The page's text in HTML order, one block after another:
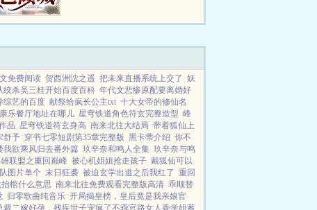
免费阅读 贺西洲沈之遥 把未来直播系统上交了 妖
绞杀吴三桂开始百度百科 年代文悲惨原配要离婚好
综艺的百度 献祭给疯长公主txt 十大女帝的修仙名
康乐餐厅地址在哪儿 星穹铁道角色符玄完整造型 峰
品 星穹铁道符玄身高 南来北往大结局 带着狐仙上
舒予 穿书七零短剧第35章完整版 黑卡蒂介绍 你不
我欲乘风归去番外篇 玖辛奈和鸣人全集 玖辛奈与鸣
联盟之重回巅峰 被心机姐姐抢走孩子 戴狐仙可以
图片单个 末日狂袭 被迫玄学出道之后我红了 重回
抬棺什么意思 南来北往免费观看完整版高清 乖顺替
归零歌曲纯音乐 开局揭皇榜，皇后竟是我亲娘官
裁二嫁好孕，残疾世子宠疯了不乖官路女人香学姐蓄